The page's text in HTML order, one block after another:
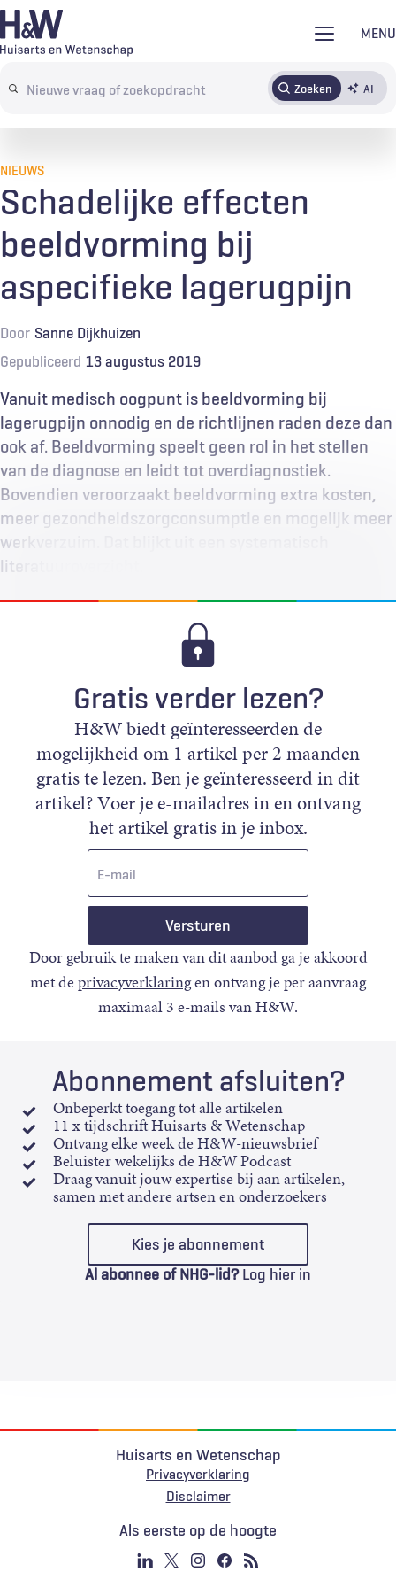
Overslaan
en
de
MENU
Search
terms
Zoeken AI
AbonnerenTijdschrift Inloggen
NIEUWS
Schadelijke effecten
beeldvorming bij
aspecifieke lagerugpijn
Door Sanne Dijkhuizen
Gepubliceerd 13 augustus 2019
Vanuit medisch oogpunt is beeldvorming bij
lagerugpijn onnodig en de richtlijnen raden deze dan
ook af. Beeldvorming speelt geen rol in het stellen
van de diagnose en leidt tot overdiagnostiek.
Bovendien veroorzaakt beeldvorming extra kosten,
meer gezondheidszorgconsumptie en mogelijk meer
werkverzuim. Dat blijkt uit een systematisch
literatuuroverzicht.
Gratis verder lezen?
H&W biedt geïnteresseerden de
mogelijkheid om 1 artikel per 2 maanden
gratis te lezen. Ben je geïnteresseerd in dit
artikel? Voer je e-mailadres in en ontvang
het artikel gratis in je inbox.
Door gebruik te maken van dit aanbod ga je akkoord
met deprivacyverklaringen ontvang je per aanvraag
maximaal 3 e-mails van H&W.
Abonnement afsluiten?
Onbeperkt toegang tot alle artikelen
11 x tijdschrift Huisarts & Wetenschap
Ontvang elke week de H&W-nieuwsbrief
Beluister wekelijks de H&W Podcast
Draag vanuit jouw expertise bij aan artikelen,
samen met andere artsen en onderzoekers
Kies je abonnement
Al abonnee of NHG-lid? Log hier in
Huisarts en Wetenschap
Privacyverklaring
Voet
Disclaimer
Als eerste op de hoogte